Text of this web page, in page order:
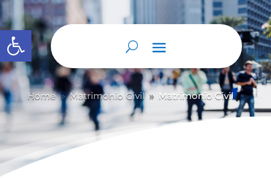
Abrir barra de herramientas
Home 9 Matrimonio Civil 9 Matrimonio Civil